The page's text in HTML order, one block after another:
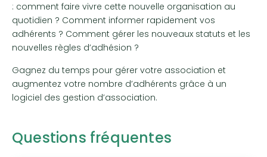
: comment faire vivre cette nouvelle organisation au
quotidien ? Comment informer rapidement vos
adhérents ? Comment gérer les nouveaux statuts et les
nouvelles règles d’adhésion ?
Gagnez du temps pour gérer votre association et
augmentez votre nombre d’adhérents grâce à un
logiciel des gestion d’association.
Questions fréquentes